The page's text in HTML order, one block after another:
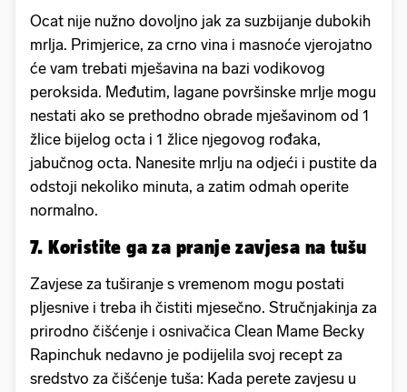
Ocat nije nužno dovoljno jak za suzbijanje dubokih
mrlja. Primjerice, za crno vina i masnoće vjerojatno
će vam trebati mješavina na bazi vodikovog
peroksida. Međutim, lagane površinske mrlje mogu
nestati ako se prethodno obrade mješavinom od 1
žlice bijelog octa i 1 žlice njegovog rođaka,
jabučnog octa. Nanesite mrlju na odjeći i pustite da
odstoji nekoliko minuta, a zatim odmah operite
normalno.
7. Koristite ga za pranje zavjesa na tušu
Zavjese za tuširanje s vremenom mogu postati
pljesnive i treba ih čistiti mjesečno. Stručnjakinja za
prirodno čišćenje i osnivačica Clean Mame Becky
Rapinchuk nedavno je podijelila svoj recept za
sredstvo za čišćenje tuša: Kada perete zavjesu u